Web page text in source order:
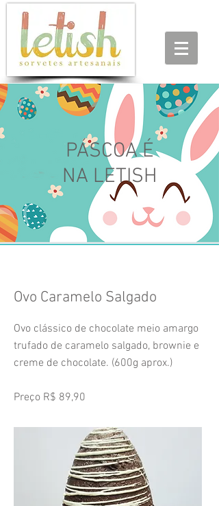
PÁSCOA É
NA LETISH
Ovo Caramelo Salgado
Ovo clássico de chocolate meio amargo
trufado de caramelo salgado, brownie e
creme de chocolate. (600g aprox.)
Preço R$ 89,90